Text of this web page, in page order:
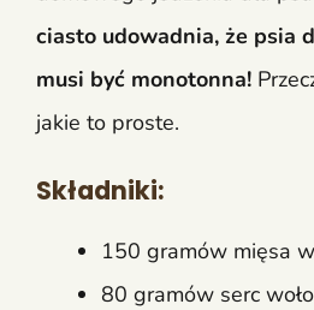
ciasto udowadnia, że psia
musi być monotonna!
jakie to proste.
Składniki:
150 gramów mięsa
80 gramów serc